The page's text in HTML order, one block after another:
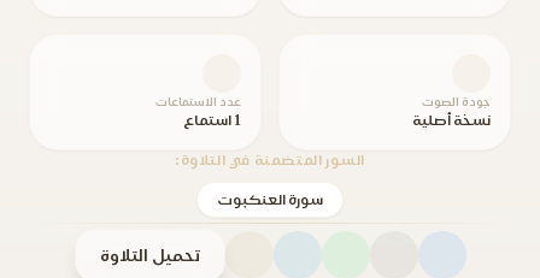
جودة الصوت
نسخة أصلية
عدد الاستماعات
1 استماع
السور المتضمنة في التلاوة:
سورة العنكبوت
تحميل التلاوة